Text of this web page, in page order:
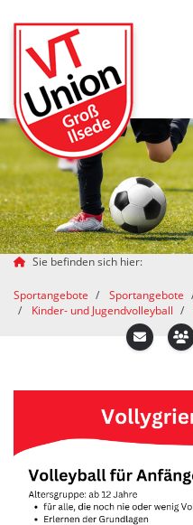
Sie befinden sich hier:
Sportangebote Sportangebote
Kinder- und Jugendvolleyball